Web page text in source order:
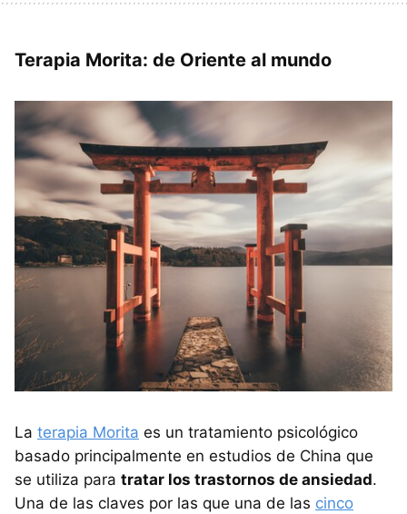
Terapia Morita: de Oriente al mundo
La terapia Morita es un tratamiento psicológico
basado principalmente en estudios de China que
se utiliza para tratar los trastornos de ansiedad.
Una de las claves por las que una de las cinco